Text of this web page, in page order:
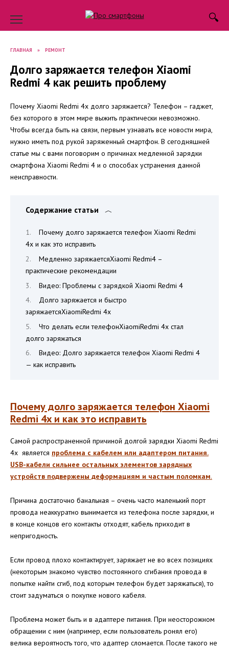
content
ГЛАВНАЯ » РЕМОНТ
Долго заряжается телефон Xiaomi
Redmi 4 как решить проблему
Почему Xiaomi Redmi 4x долго заряжается? Телефон – гаджет,
без которого в этом мире выжить практически невозможно.
Чтобы всегда быть на связи, первым узнавать все новости мира,
нужно иметь под рукой заряженный смартфон. В сегодняшней
статье мы с вами поговорим о причинах медленной зарядки
смартфона Xiaomi Redmi 4 и о способах устранения данной
неисправности.
Содержание статьи
Почему долго заряжается телефон Xiaomi Redmi
4x и как это исправить
Медленно заряжаетсяXiaomi Redmi4 –
практические рекомендации
Видео: Проблемы с зарядкой Xiaomi Redmi 4
Долго заряжается и быстро
заряжаетсяXiaomiRedmi 4x
Что делать если телефонXiaomiRedmi 4x стал
долго заряжаться
Видео: Долго заряжается телефон Xiaomi Redmi 4
— как исправить
Почему долго заряжается телефон Xiaomi
Redmi 4x и как это исправить
Самой распространенной причиной долгой зарядки Xiaomi Redmi
4x является проблема с кабелем или адаптером питания.
USB-кабели сильнее остальных элементов зарядных
устройств подвержены деформациям и частым поломкам.
Причина достаточно банальная – очень часто маленький порт
провода неаккуратно вынимается из телефона после зарядки, и
в конце концов его контакты отходят, кабель приходит в
непригодность.
Если провод плохо контактирует, заряжает не во всех позициях
(некоторым знакомо чувство постоянного сгибания провода в
попытке найти сгиб, под которым телефон будет заряжаться), то
стоит задуматься о покупке нового кабеля.
Проблема может быть и в адаптере питания. При неосторожном
обращении с ним (например, если пользователь ронял его)
велика вероятность того, что адаптер сломается. После такого не